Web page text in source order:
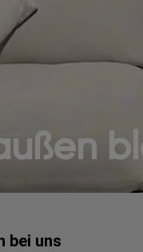
bei uns